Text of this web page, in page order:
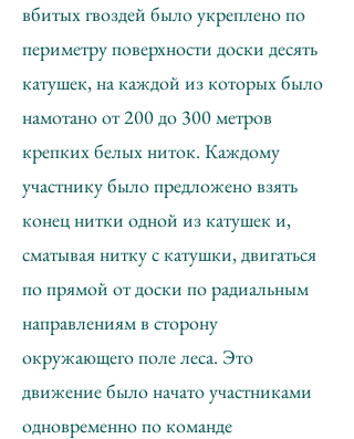
вбитых гвоздей было укреплено по
периметру поверхности доски десять
катушек, на каждой из которых было
намотано от 200 до 300 метров
крепких белых ниток. Каждому
участнику было предложено взять
конец нитки одной из катушек и,
сматывая нитку с катушки, двигаться
по прямой от доски по радиальным
направлениям в сторону
окружающего поле леса. Это
движение было начато участниками
одновременно по команде